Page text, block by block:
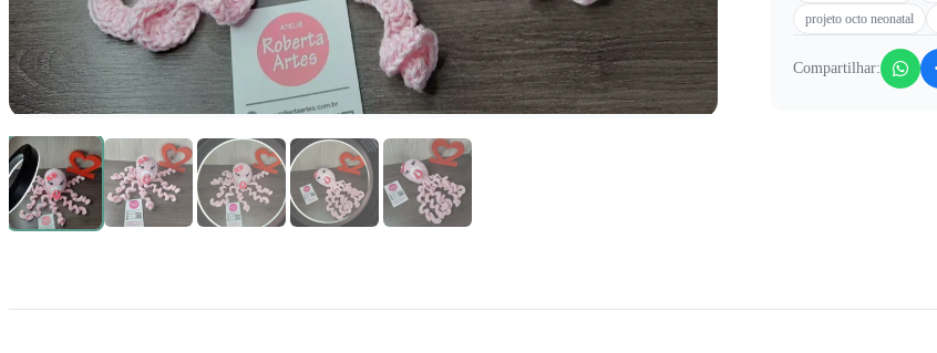
projeto octo neonatal
Compartilhar: